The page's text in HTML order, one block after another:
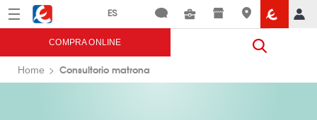
Menú Eroski
COMPRA ONLINE
Home Consultorio matrona